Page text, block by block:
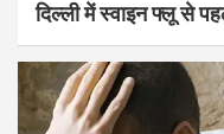
दिल्ली में स्वाइन फ्लू से